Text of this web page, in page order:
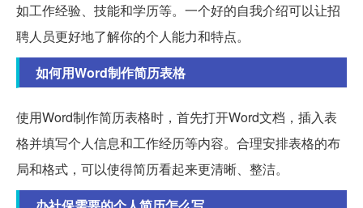
如工作经验、技能和学历等。一个好的自我介绍可以让招
聘人员更好地了解你的个人能力和特点。
如何用Word制作简历表格
使用Word制作简历表格时，首先打开Word文档，插入表
格并填写个人信息和工作经历等内容。合理安排表格的布
局和格式，可以使得简历看起来更清晰、整洁。